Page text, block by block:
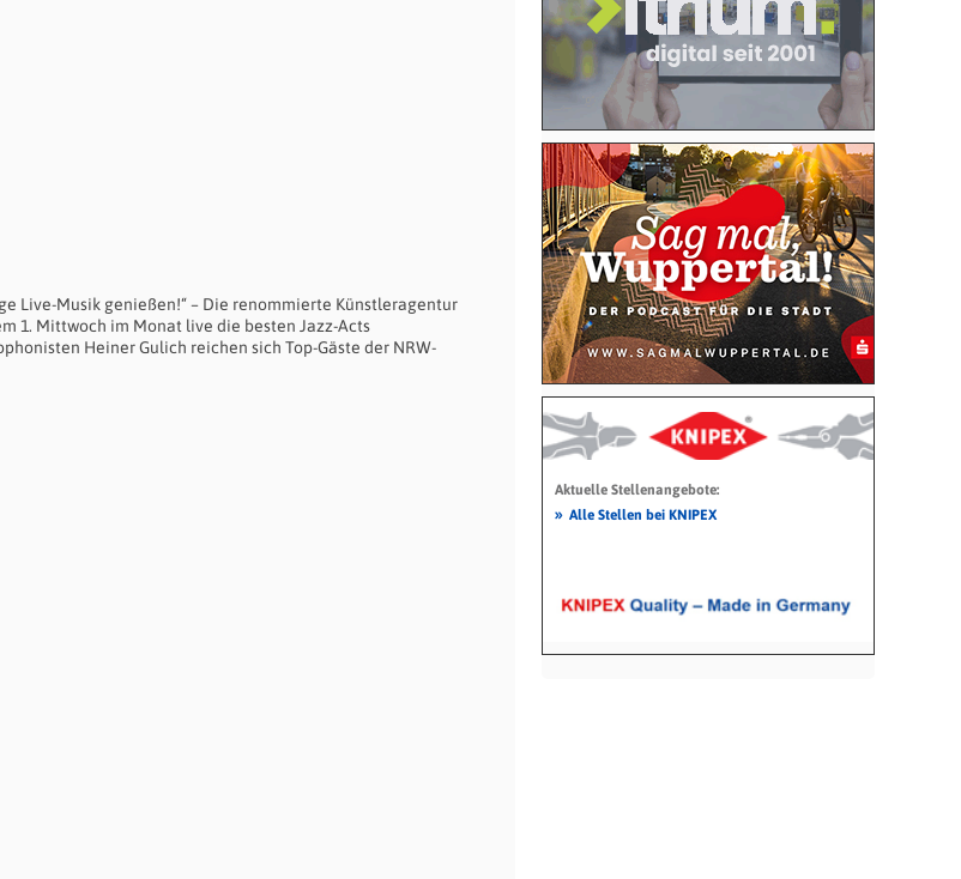
Live-Musik genießen!“ – Die renommierte Künstleragentur
1. Mittwoch im Monat live die besten Jazz-Acts
Heiner Gulich reichen sich Top-Gäste der NRW-
Aktuelle Stellenangebote:
» Alle Stellen bei KNIPEX